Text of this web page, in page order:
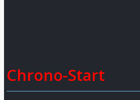
Chrono-Start